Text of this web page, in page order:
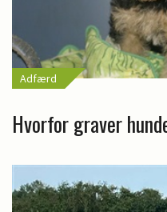
Adfærd
Hvorfor graver